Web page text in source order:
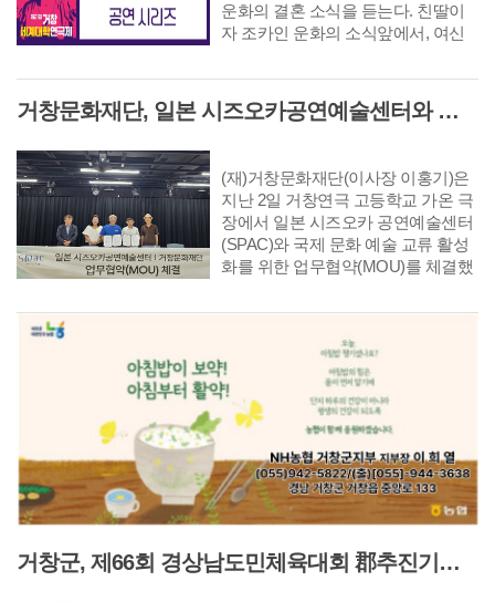
운화의 결혼 소식을 듣는다. 친딸이
자 조카인 운화의 소식앞에서, 여신
오민호의 시절로 돌아간다. 당시 민
호의 연인은인사동 전통찻집 <다담>
의 주인이자 다도선생의 윤정혜로,
그러나 이듬해, 민호가 기준과 함께
광주에 머물며 야학을 운영하게 되면
서 비극의 서막이 열린다. 정혜를 형
의 애인으로 오해한 채 항쟁 속으로
뛰어든 민호는 도청의 마지막 날, 눈
이후 민호는 가까스로 풀러나지만 심
신이 무너진 채 정혜의 간호를 받게
되고, 죄책감과 상처속에서 결국 그
녀를 떠난다. 그 사이 정혜는 민호의
아이를 가지게 되지만, 이 사실을 알
지 못한 채 민호는 출가하여 여산이
라는 승려로 살아간다. 정혜는 진호
와 결혼해 운화를 낳고, 운화는 아버
지의 존재를 모른 채 성장한다. 세월
산을 찾아와 혼주를 부탁하면서 과거
거창문화재단, 일본 시즈오카공연예술센터와 업무협약 체결
(재)거창문화재단(이사장 이홍기)은
지난 2일 거창연극 고등학교 가온 극
장에서 일본 시즈오카 공연예술센터
(SPAC)와 국제 문화 예술 교류 활성
화를 위한 업무협약(MOU)를 체결했
중심으로 양 기관 간 지속 가능한 문
민국과 일본의 공연예술 발전의 기반
을 마련하기 위해 추진됐다. 양 기관
은 지역 문화 예술 경쟁력 강화와 국
제 네트워크 확대를 위해 상호 협력
거창국제연극제 문화 예술 콘텐츠 유
통을 위한 공동 협력 △공연예술 네
트워크 구축을 위한 플랫폼 조성 △
양 기관의 상호 발전을 위한 공동 사
업 추진 등이 있다. 이홍기 거창문화
재단 이사장(거창군수)은 “거창국제
거창군, 제66회 경상남도민체육대회 郡추진기획단 보고회 개최